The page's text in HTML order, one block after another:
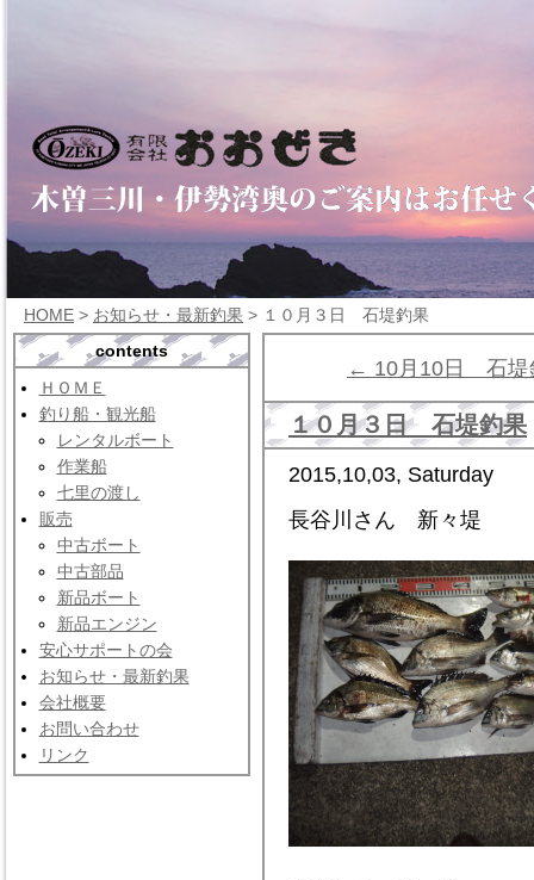
HOME > お知らせ・最新釣果 > １０月３日 石堤釣果
contents
ＨＯＭＥ
釣り船・観光船
レンタルボート
作業船
七里の渡し
販売
中古ボート
中古部品
新品ボート
新品エンジン
安心サポートの会
お知らせ・最新釣果
会社概要
お問い合わせ
リンク
← 10月10日 石堤
１０月３日 石堤釣果
2015,10,03, Saturday
長谷川さん 新々堤